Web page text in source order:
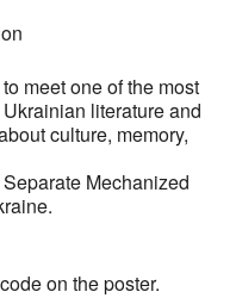
meet one of the most
literature and
culture, memory,
Mechanized
on the poster.